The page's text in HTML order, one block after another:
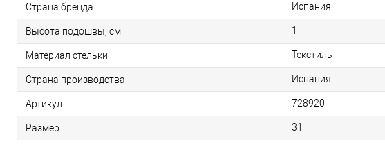
Страна бренда Испания
Высота подошвы, см 1
Материал стельки Текстиль
Страна производства Испания
Артикул 728920
Размер 31